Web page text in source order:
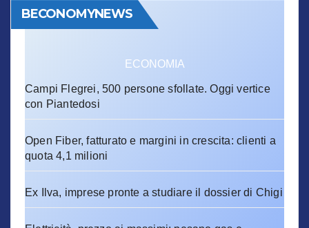
BECONOMYNEWS
ECONOMIA
Campi Flegrei, 500 persone sfollate. Oggi vertice
con Piantedosi
Open Fiber, fatturato e margini in crescita: clienti a
quota 4,1 milioni
Ex Ilva, imprese pronte a studiare il dossier di Chigi